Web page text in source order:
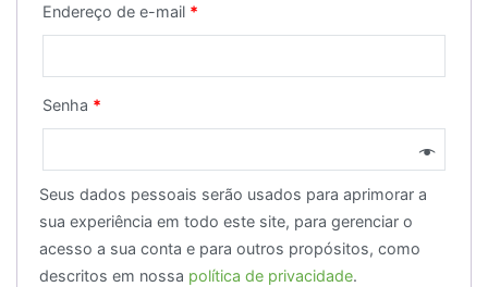
Endereço de e-mail *
Senha *
Seus dados pessoais serão usados para aprimorar a
sua experiência em todo este site, para gerenciar o
acesso a sua conta e para outros propósitos, como
descritos em nossa política de privacidade.